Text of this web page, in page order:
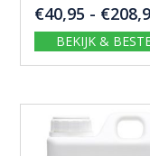
€40,95 - €
BEKIJK &